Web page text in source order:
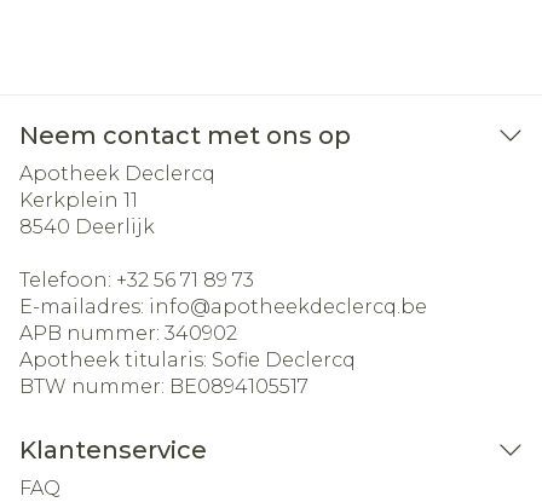
Neem contact met ons op
Apotheek Declercq
Kerkplein 11
8540 Deerlijk
Telefoon: +32 56 71 89 73
E-mailadres: info@apotheekdeclercq.be
APB nummer: 340902
Apotheek titularis: Sofie Declercq
BTW nummer: BE0894105517
Klantenservice
FAQ